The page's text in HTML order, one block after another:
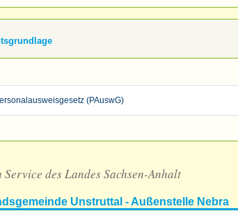
(PAuswG)
Service des Landes Sachsen-Anhalt
Unstruttal - Außenstelle Nebra